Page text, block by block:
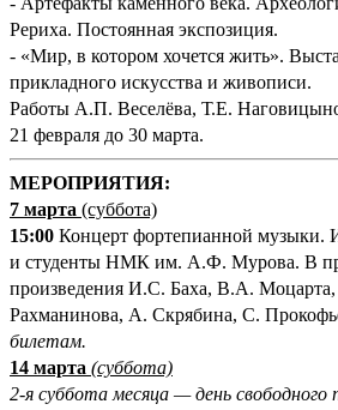
Рериха. Постоянная экспозиция.
- «Мир, в котором хочется жить».
прикладного искусства и живописи.
Работы А.П. Веселёва, Т.Е.
21 февраля до 30 марта.
МЕРОПРИЯТИЯ:
7 марта (суббота)
15:00 Концерт фортепианной музыки.
и студенты НМК им. А.Ф. Мурова. В
произведения И.С. Баха, В.А.
Рахманинова, А. Скрябина, С.
билетам.
14 марта (суббота)
2-я суббота месяца — день свободного